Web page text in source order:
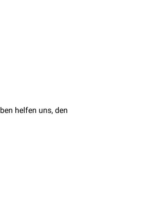
aus dem thermophilen
aufweist.
helfen uns, den